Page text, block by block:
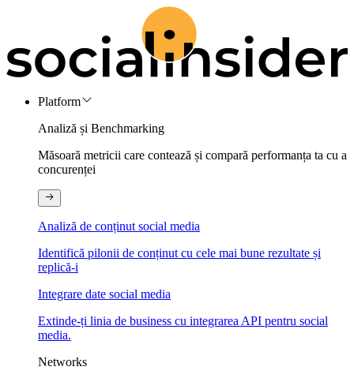
Platform
Analiză și Benchmarking
Măsoară metricii care contează și compară performanța ta cu a
concurenței
Analiză de conținut social media
Identifică pilonii de conținut cu cele mai bune rezultate și
replică-i
Integrare date social media
Extinde-ți linia de business cu integrarea API pentru social
media.
Networks